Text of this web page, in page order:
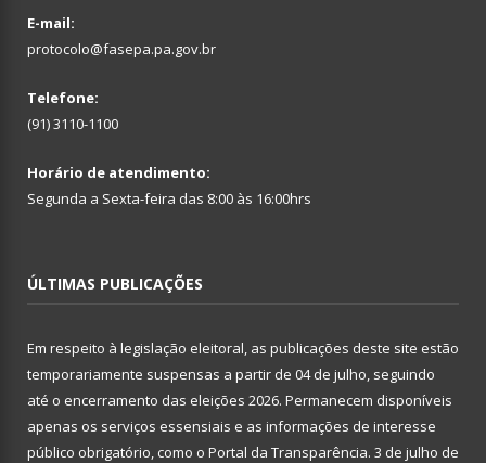
E-mail:
protocolo@fasepa.pa.gov.br
Telefone:
(91) 3110-1100
Horário de atendimento:
Segunda a Sexta-feira das 8:00 às 16:00hrs
ÚLTIMAS PUBLICAÇÕES
Em respeito à legislação eleitoral, as publicações deste site estão
temporariamente suspensas a partir de 04 de julho, seguindo
até o encerramento das eleições 2026. Permanecem disponíveis
apenas os serviços essensiais e as informações de interesse
público obrigatório, como o Portal da Transparência. 3 de julho de